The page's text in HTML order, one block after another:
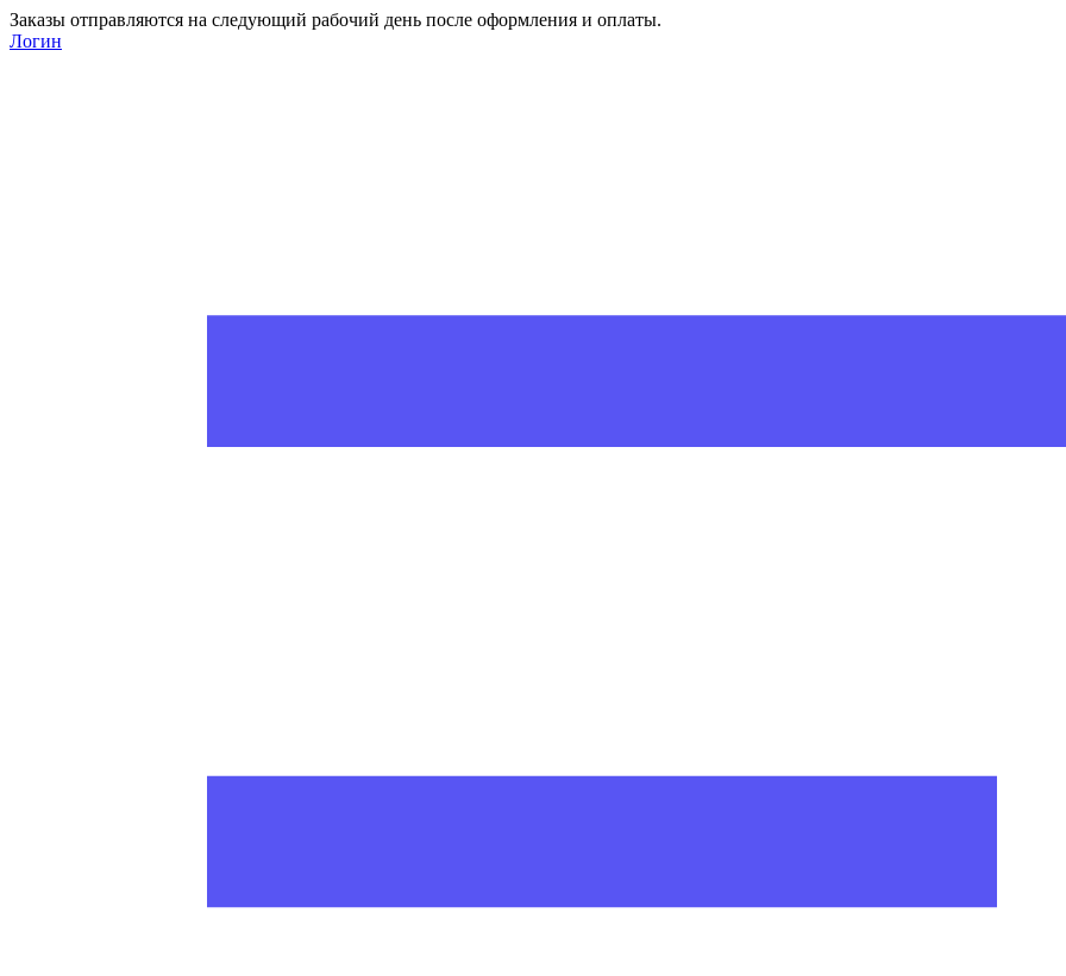
Заказы отправляются на следующий рабочий день после оформления и оплаты.
Логин